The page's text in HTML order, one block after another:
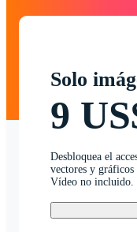
Solo
9
Desbloquea el
vectores y gráficos
Vídeo no incluido.